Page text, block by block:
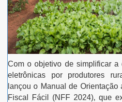
Com o objetivo de simplificar a
eletrônicas por produtores
lançou o Manual de
Fiscal Fácil (NFF 2024), que